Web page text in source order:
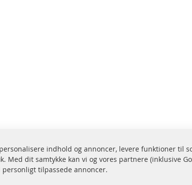
for 24 timer
Alle dele er
indhold og annoncer, levere funktioner til
Med dit samtykke kan vi og vores partnere (inklusive
tilpassede annoncer.